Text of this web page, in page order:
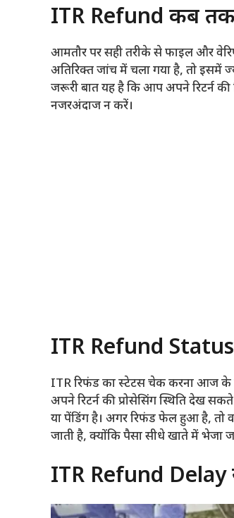
ITR Refund कब
आमतौर पर सही तरीके से फाइल और
अतिरिक्त जांच में चला गया है, तो इसमें
जरूरी बात यह है कि आप अपने रिटर्न
नजरअंदाज न करें।
ITR Refund
ITR रिफंड का स्टेटस चेक करना आज
अपने रिटर्न की प्रोसेसिंग स्थिति देख
या पेंडिंग है। अगर रिफंड फेल हुआ है, तो
जाती है, क्योंकि पैसा सीधे खाते में भेजा
ITR Refund